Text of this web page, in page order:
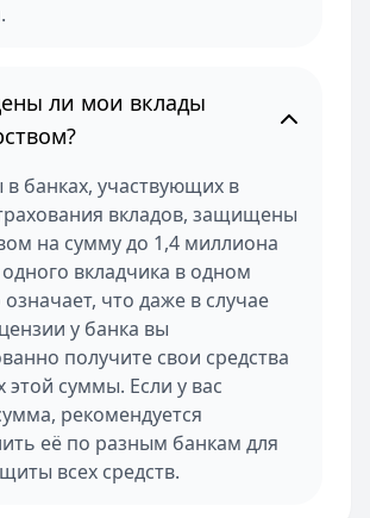
ли мои вклады
в банках, участвующих в
вкладов, защищены
на сумму до 1,4 миллиона
вкладчика в одном
что даже в случае
у банка вы
получите свои средства
этой суммы. Если у вас
рекомендуется
её по разным банкам для
всех средств.